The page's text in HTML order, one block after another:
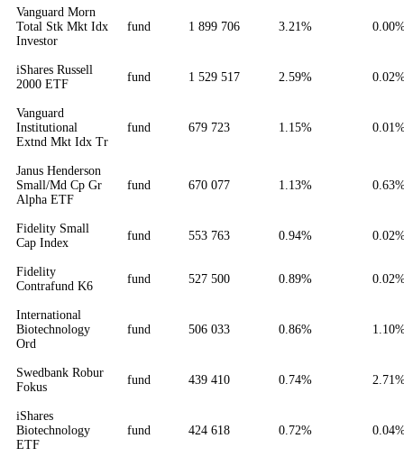
Vanguard Morn
Total Stk Mkt Idx
Investor
fund 1 899 706 3.21%
iShares Russell
2000 ETF
fund 1 529 517 2.59%
Vanguard
Institutional
Extnd Mkt Idx Tr
fund 679 723 1.15%
Janus Henderson
Small/Md Cp Gr
Alpha ETF
fund 670 077 1.13%
Fidelity Small
Cap Index
fund 553 763 0.94%
Fidelity
Contrafund K6
fund 527 500 0.89%
International
Biotechnology
Ord
fund 506 033 0.86%
Swedbank Robur
Fokus
fund 439 410 0.74%
iShares
Biotechnology
ETF
fund 424 618 0.72%